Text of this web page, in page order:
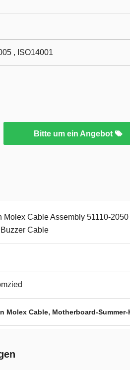
, ISO14001
Bitte um ein Angebot
Molex Cable Assembly 51110-2050
Cable
Molex Cable, Motherboard-Summer-